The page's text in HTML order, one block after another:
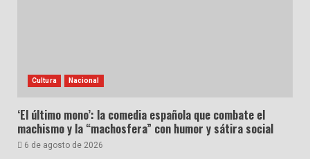
Cultura Nacional
‘El último mono’: la comedia española que combate el
machismo y la “machosfera” con humor y sátira social
6 de agosto de 2026